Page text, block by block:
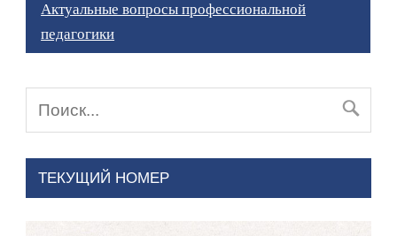
Актуальные вопросы профессиональной
педагогики
ТЕКУЩИЙ НОМЕР